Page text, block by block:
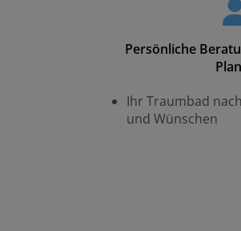
Persönliche
Ihr Traumbad
und Wünschen